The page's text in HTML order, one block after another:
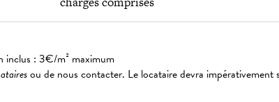
inclus : 3€/m² maximum
ou de nous contacter. Le locataire devra